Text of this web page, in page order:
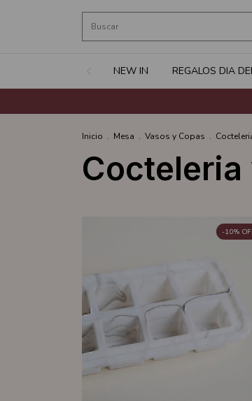
NEW IN REGALOS DIA
Inicio . Mesa . Vasos y Copas .
-10%